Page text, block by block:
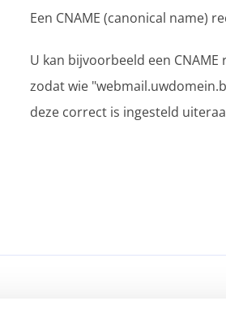
Een CNAME (canonical name)
U kan bijvoorbeeld een
zodat wie
deze correct is ingesteld